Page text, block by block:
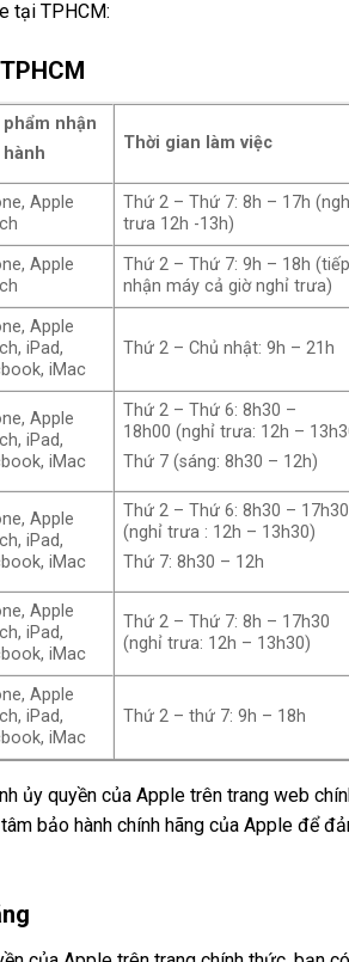
tại TPHCM:
phẩm nhận
hành
Thời gian làm việc
Apple
Thứ 2 – Thứ 7: 8h – 17h
trưa 12h -13h)
Apple
Thứ 2 – Thứ 7: 9h – 18h
nhận máy cả giờ nghỉ trưa)
Apple
iPad,
iMac
Thứ 2 – Chủ nhật: 9h – 21h
Apple
iPad,
iMac
Thứ 2 – Thứ 6: 8h30 –
18h00 (nghỉ trưa: 12h –
Thứ 7 (sáng: 8h30 – 12h)
Apple
iPad,
iMac
Thứ 2 – Thứ 6: 8h30 – 17h30
(nghỉ trưa : 12h – 13h30)
Thứ 7: 8h30 – 12h
Apple
iPad,
iMac
Thứ 2 – Thứ 7: 8h – 17h30
(nghỉ trưa: 12h – 13h30)
Apple
iPad,
iMac
Thứ 2 – thứ 7: 9h – 18h
ủy quyền của Apple trên trang web
bảo hành chính hãng của Apple để